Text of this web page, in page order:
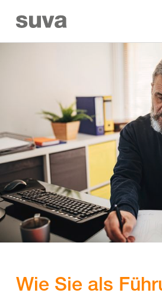
Wie Sie als